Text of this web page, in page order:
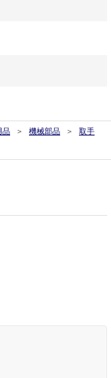
品 機械部品
取手